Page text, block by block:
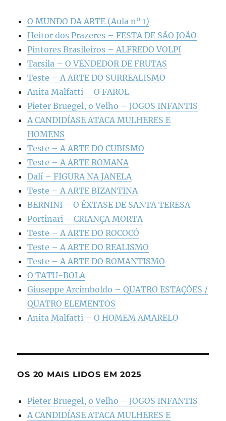
O MUNDO DA ARTE (Aula nº 1)
Heitor dos Prazeres – FESTA DE SÃO JOÃO
Pintores Brasileiros – ALFREDO VOLPI
Tarsila – O VENDEDOR DE FRUTAS
Teste – A ARTE DO SURREALISMO
Anita Malfatti – O FAROL
Pieter Bruegel, o Velho – JOGOS INFANTIS
A CANDIDÍASE ATACA MULHERES E
HOMENS
Teste – A ARTE DO CUBISMO
Teste – A ARTE ROMANA
Dalí – FIGURA NA JANELA
Teste – A ARTE BIZANTINA
BERNINI – O ÊXTASE DE SANTA TERESA
Portinari – CRIANÇA MORTA
Teste – A ARTE DO ROCOCÓ
Teste – A ARTE DO REALISMO
Teste – A ARTE DO ROMANTISMO
O TATU-BOLA
Giuseppe Arcimboldo – QUATRO ESTAÇÕES /
QUATRO ELEMENTOS
Anita Malfatti – O HOMEM AMARELO
OS 20 MAIS LIDOS EM 2025
Pieter Bruegel, o Velho – JOGOS INFANTIS
A CANDIDÍASE ATACA MULHERES E